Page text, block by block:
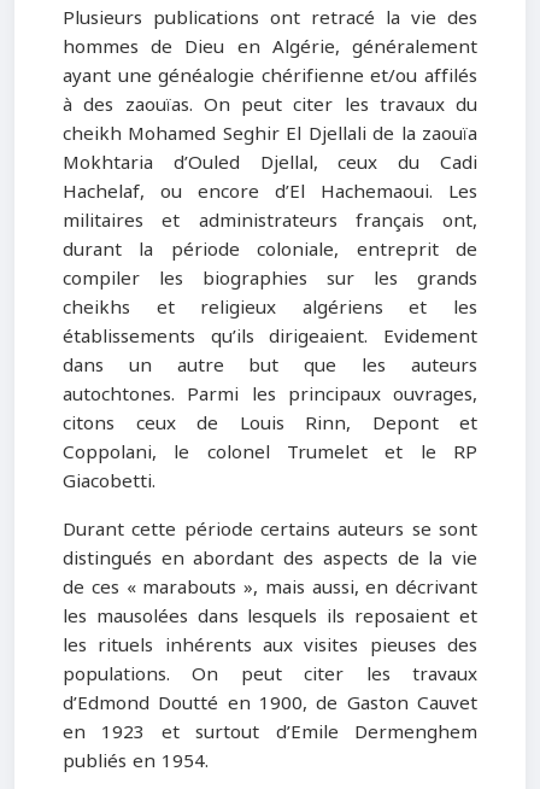
Plusieurs publications ont retracé la vie des
hommes de Dieu en Algérie, généralement
ayant une généalogie chérifienne et/ou affilés
à des zaouïas. On peut citer les travaux du
cheikh Mohamed Seghir El Djellali de la zaouïa
Mokhtaria d’Ouled Djellal, ceux du Cadi
Hachelaf, ou encore d’El Hachemaoui. Les
militaires et administrateurs français ont,
durant la période coloniale, entreprit de
compiler les biographies sur les grands
cheikhs et religieux algériens et les
établissements qu’ils dirigeaient. Evidement
dans un autre but que les auteurs
autochtones. Parmi les principaux ouvrages,
citons ceux de Louis Rinn, Depont et
Coppolani, le colonel Trumelet et le RP
Giacobetti.
Durant cette période certains auteurs se sont
distingués en abordant des aspects de la vie
de ces « marabouts », mais aussi, en décrivant
les mausolées dans lesquels ils reposaient et
les rituels inhérents aux visites pieuses des
populations. On peut citer les travaux
d’Edmond Doutté en 1900, de Gaston Cauvet
en 1923 et surtout d’Emile Dermenghem
publiés en 1954.